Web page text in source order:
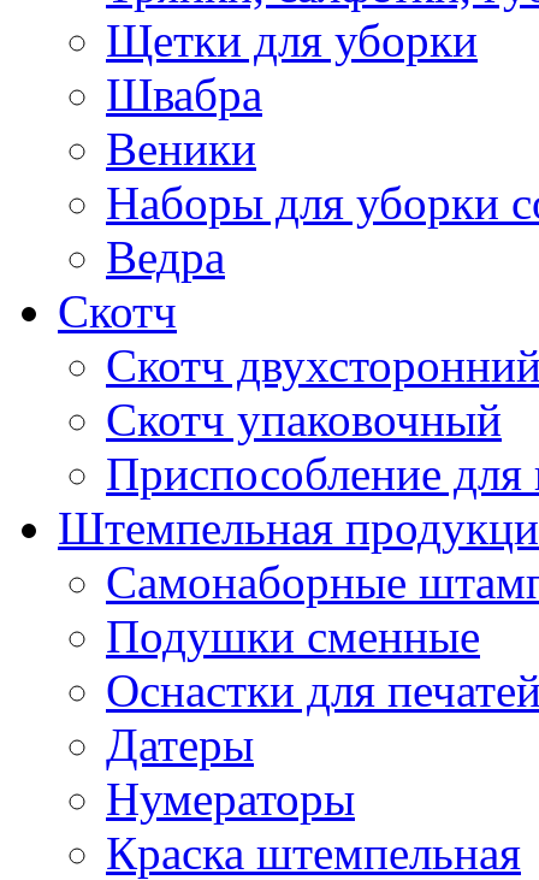
Щетки для уборки
Швабра
Веники
Наборы для уборки
Ведра
Скотч
Скотч
Скотч упаковочный
Приспособление для
Штемпельная
Самонаборные
Подушки сменные
Оснастки для
Датеры
Нумераторы
Краска штемпельная